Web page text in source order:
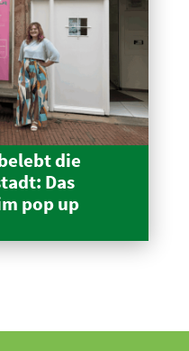
die
Das
pop up